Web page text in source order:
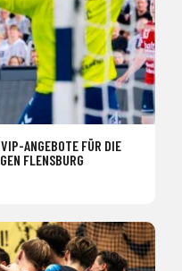
ANGEBOTE FÜR DIE
FLENSBURG